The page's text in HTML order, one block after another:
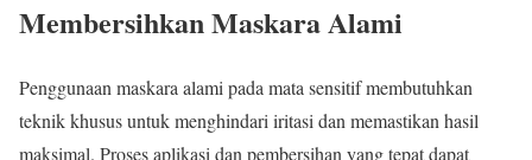
Membersihkan Maskara Alami
Penggunaan maskara alami pada mata sensitif membutuhkan
teknik khusus untuk menghindari iritasi dan memastikan hasil
maksimal. Proses aplikasi dan pembersihan yang tepat dapat